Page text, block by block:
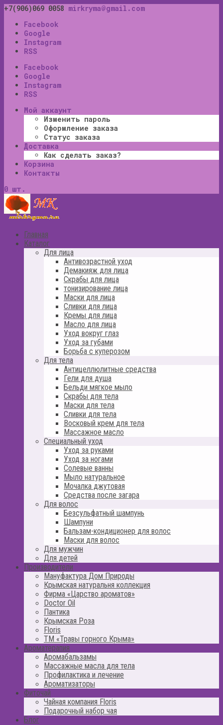
+7(906)069 0058 mirkryma@gmail.com
Facebook
Google
Instagram
RSS
Facebook
Google
Instagram
RSS
Мой аккаунт
Изменить пароль
Оформление заказа
Статус заказа
Доставка
Как сделать заказ?
Корзина
Контакты
0 шт.
Главная
Каталог
Для лица
Антивозрастной уход
Демакияж для лица
Скрабы для лица
тонизирование лица
Маски для лица
Сливки для лица
Кремы для лица
Масло для лица
Уход вокруг глаз
Уход за губами
Борьба с куперозом
Для тела
Антицеллюлитные средства
Гели для душа
Бельди мягкое мыло
Скрабы для тела
Маски для тела
Сливки для тела
Восковый крем для тела
Массажное масло
Специальный уход
Уход за руками
Уход за ногами
Солевые ванны
Мыло натуральное
Мочалка джутовая
Средства после загара
Для волос
Безсульфатный шампунь
Шампуни
Бальзам-кондиционер для волос
Маски для волос
Для мужчин
Для детей
Производители
Мануфактура Дом Природы
Крымская натуральня коллекция
Фирма «Царство ароматов»
Doctor Oil
Пантика
Крымская Роза
Floris
ТМ «Травы горного Крыма»
Ароматерапия
Аромабальзамы
Массажные масла для тела
Профилактика и лечение
Ароматизаторы
Фиточай
Чайная компания Floris
Подарочный набор чая
Блог